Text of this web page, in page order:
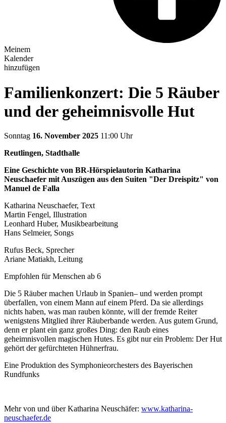
Meinem
Kalender
hinzufügen
Familienkonzert: Die 5 Räuber
und der geheimnisvolle Hut
Sonntag 16. November 2025 11:00 Uhr
Reutlingen, Stadthalle
Eine Geschichte von BR-Hörspielautorin Katharina
Neuschaefer mit Auszügen aus den Suiten "Der Dreispitz" von
Manuel de Falla
Katharina Neuschaefer, Text
Martin Fengel, Illustration
Leonhard Huber, Musikbearbeitung
Hans Selmeier, Songs
Rufus Beck, Sprecher
Ariane Matiakh, Leitung
Empfohlen für Menschen ab 6
Die 5 Räuber machen Urlaub in Spanien– und werden prompt
überfallen, von einem Mann auf einem Pferd. Da sie allerdings
nichts haben, was man rauben könnte, will der fremde Reiter
wenigstens Mitglied ihrer Räuberbande werden. Aus gutem Grund,
denn er plant ein ganz großes Ding: den Raub eines
geheimnisvollen magischen Hutes. Es gibt nur ein Problem: Der Hut
gehört der gefürchteten Hühnerfrau.
Eine Produktion des Symphonieorchesters des Bayerischen
Rundfunks
Mehr von und über Katharina Neuschäfer: www.katharina-
neuschaefer.de